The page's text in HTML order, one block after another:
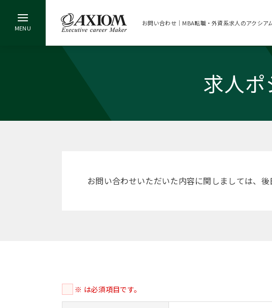
お問い合わせ｜MBA転職・外資系求人のアクシア
求人
お問い合わせいただいた内容に関しましては、
※ は必須項目です。